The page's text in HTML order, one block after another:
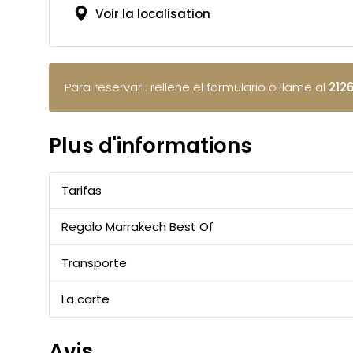
Voir la localisation
Para reservar : rellene el formulario o llame al
Plus d'informations
Tarifas
Regalo Marrakech Best Of
Transporte
La carte